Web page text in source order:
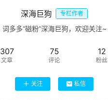
深海巨狗 专栏作者
词多多“磁粉”深海巨狗，欢迎关注~
307
文章
75
评论
12
粉丝
关注 私信